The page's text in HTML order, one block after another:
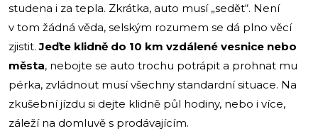
studena i za tepla. Zkrátka, auto musí „sedět“. Není
v tom žádná věda, selským rozumem se dá plno věcí
zjistit.Jeďte klidně do 10 km vzdálené vesnice nebo
města, nebojte se auto trochu potrápit a prohnat mu
pérka, zvládnout musí všechny standardní situace. Na
zkušební jízdu si dejte klidně půl hodiny, nebo i více,
záleží na domluvě s prodávajícím.